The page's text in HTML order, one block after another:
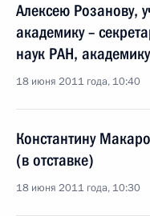
Алексею Розанову,
академику –
наук РАН,
18 июня 2011 года, 10:40
Константину
(в отставке)
18 июня 2011 года, 10:30